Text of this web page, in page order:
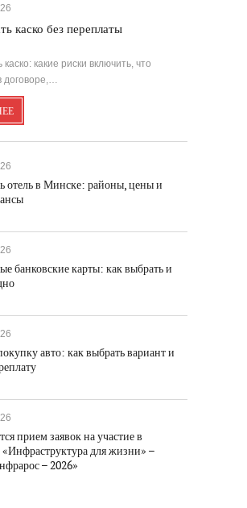
каско без переплаты
каско: какие риски включить, что
договоре,…
отель в Минске: районы, цены и
банковские карты: как выбрать и
авто: как выбрать вариант и
прием заявок на участие в
для жизни» –
– 2026»